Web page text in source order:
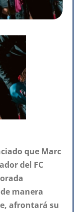
que Marc
del FC
manera
afrontará su